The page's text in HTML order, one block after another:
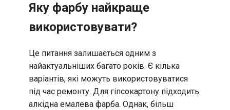
Яку фарбу найкраще
використовувати?
Це питання залишається одним з
найактуальніших багато років. Є кілька
варіантів, які можуть використовуватися
під час ремонту. Для гіпсокартону підходить
алкідна емалева фарба. Однак, більш